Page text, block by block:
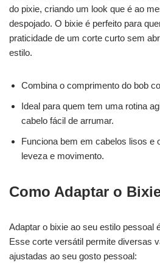
do pixie, criando um look que é ao
despojado. O bixie é perfeito para
praticidade de um corte curto sem
estilo.
Combina o comprimento do bob
Ideal para quem tem uma rotina
cabelo fácil de arrumar.
Funciona bem em cabelos lisos e
leveza e movimento.
Como Adaptar o
Adaptar o bixie ao seu estilo pessoal
Esse corte versátil permite diversas
ajustadas ao seu gosto pessoal: